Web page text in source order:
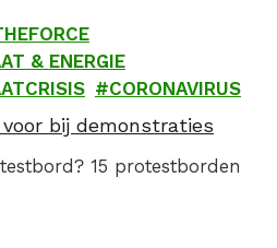
& ENERGIE
CORONAVIRUS
bij demonstraties
15 protestborden